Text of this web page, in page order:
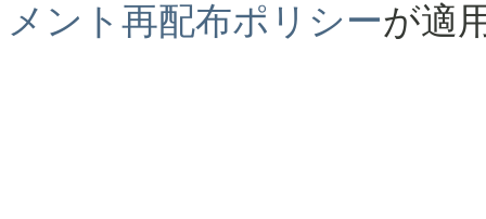
メント再配布ポリシーが適